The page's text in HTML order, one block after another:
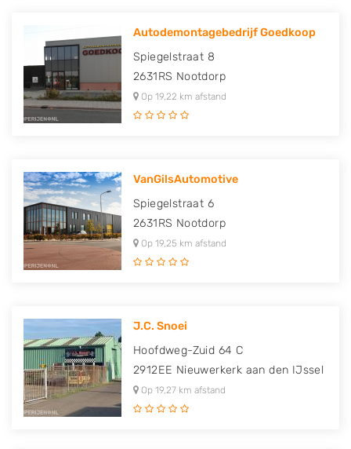
Autodemontagebedrijf Goedkoop
Spiegelstraat 8
2631RS Nootdorp
Op 19,22 km afstand
VanGilsAutomotive
Spiegelstraat 6
2631RS Nootdorp
Op 19,25 km afstand
J.C. Snoei
Hoofdweg-Zuid 64 C
2912EE Nieuwerkerk aan den IJssel
Op 19,27 km afstand